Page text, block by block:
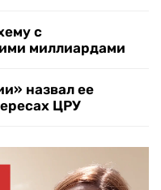
с
миллиардами
назвал ее
ЦРУ